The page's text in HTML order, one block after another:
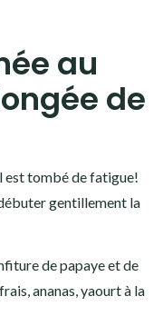
au
de
est tombé de fatigue!
gentillement la
de papaye et de
ananas, yaourt à la